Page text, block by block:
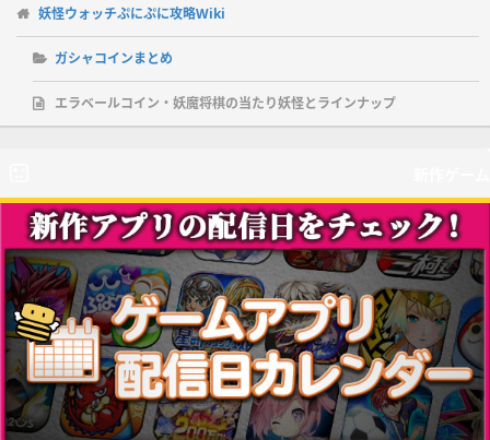
妖怪ウォッチぷにぷに攻略Wiki
ガシャコインまとめ
エラベールコイン・妖魔将棋の当たり妖怪とラインナップ